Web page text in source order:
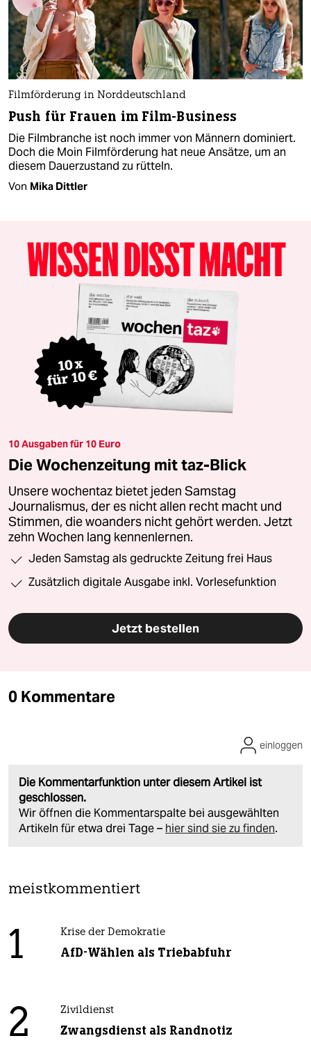
Filmförderung in Norddeutschland
Push für Frauen im Film-Business
Die Filmbranche ist noch immer von Männern dominiert.
Doch die Moin Filmförderung hat neue Ansätze, um an
diesem Dauerzustand zu rütteln.
Von Mika Dittler
10 Ausgaben für 10 Euro
Die Wochenzeitung mit taz-Blick
Unsere wochentaz bietet jeden Samstag
Journalismus, der es nicht allen recht macht und
Stimmen, die woanders nicht gehört werden. Jetzt
zehn Wochen lang kennenlernen.
Jeden Samstag als gedruckte Zeitung frei Haus
Zusätzlich digitale Ausgabe inkl. Vorlesefunktion
Jetzt bestellen
0 Kommentare
Die Kommentarfunktion unter diesem Artikel ist
geschlossen.
Wir öffnen die Kommentarspalte bei ausgewählten
Artikeln für etwa drei Tage – hier sind sie zu finden.
einloggen
meistkommentiert
1 Krise der Demokratie
AfD-Wählen als Triebabfuhr
2 Zivildienst
Zwangsdienst als Randnotiz